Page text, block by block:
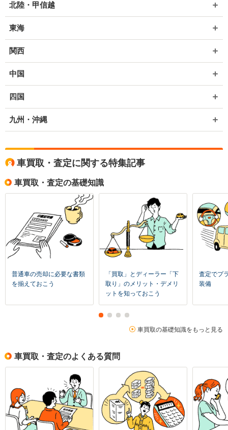
北陸・甲信越
東海
関西
中国
四国
九州・沖縄
車買取・査定に関する特集記事
車買取・査定の基礎知識
普通車の売却に必要な書類
を揃えておこう
「買取」とディーラー「下
取り」のメリット・デメリ
ットを知っておこう
査定でプ
装備
車買取の基礎知識をもっと見る
車買取・査定のよくある質問